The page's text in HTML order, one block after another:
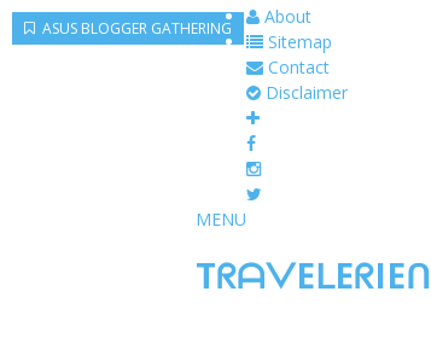
About
Sitemap
Contact
Disclaimer
MENU
TᖇᗩᐯEᒪEᖇIEᑎ
ASUS BLOGGER GATHERING